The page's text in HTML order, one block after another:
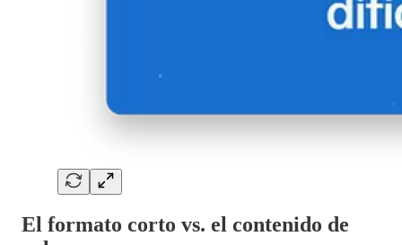
El formato corto vs. el contenido de